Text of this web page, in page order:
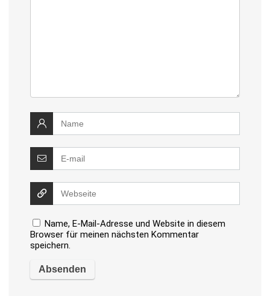
Name, E-Mail-Adresse und Website in diesem
Browser für meinen nächsten Kommentar
speichern.